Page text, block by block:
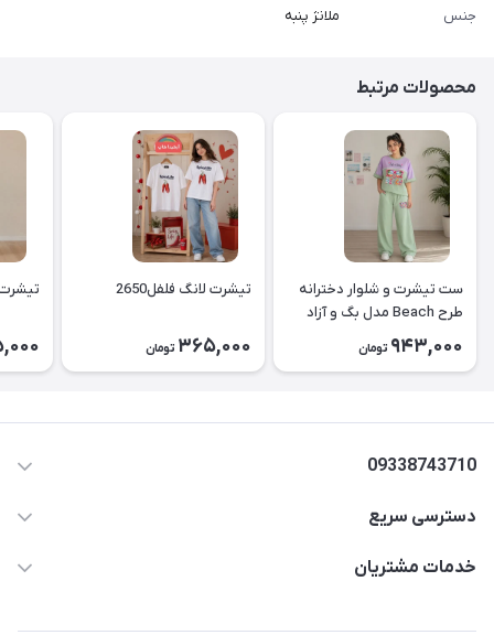
جنس ملانژ پنبه
محصولات مرتبط
ست تیشرت و شلوار دخترانه
طرح Beach مدل بگ و آزاد
943,000 تومان
تیشرت لانگ فلفل2650
365,000 تومان
تیشرت
09338743710
دسترسی سریع
حساب کاربری
خدمات مشتریان